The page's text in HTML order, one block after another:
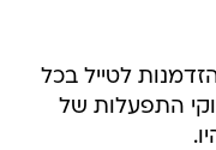
לטייל בכל
התפעלות של